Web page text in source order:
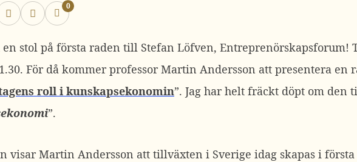
0
en stol på första raden till Stefan Löfven, Entreprenörskapsforum!
För då kommer professor Martin Andersson att presentera en
roll i kunskapsekonomin”. Jag har helt fräckt döpt om den
”.
visar Martin Andersson att tillväxten i Sverige idag skapas i första